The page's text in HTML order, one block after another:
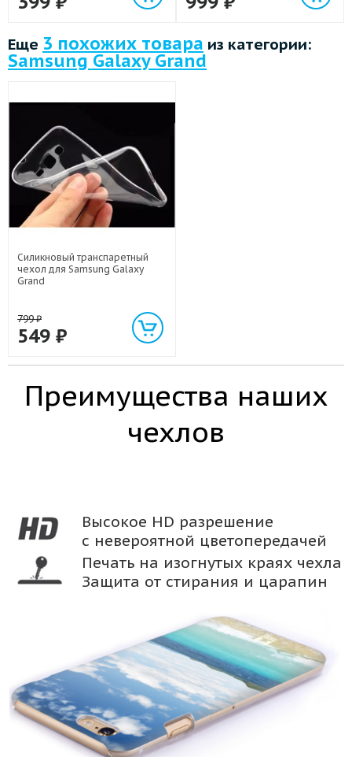
Еще 3 похожих товара из категории:
Samsung Galaxy Grand
Силикновый транспаретный
чехол для Samsung Galaxy
Grand
799₽
549 ₽
Преимущества наших
чехлов
Высокое HD разрешение
с невероятной цветопередачей
Печать на изогнутых краях чехла
Защита от стирания и царапин